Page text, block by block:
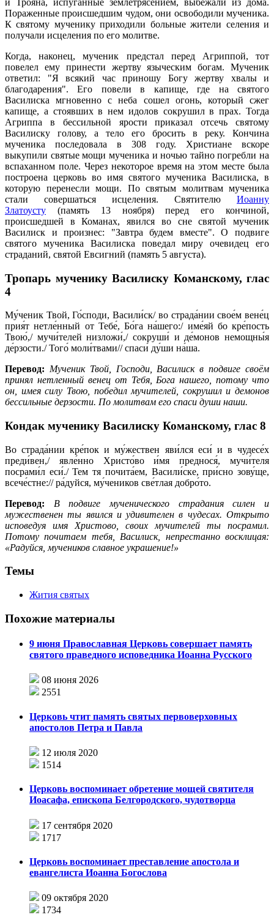
Пораженные происшедшим чудом, они освободили мученика.
К святому мученику приходили больные жители селения и
получали исцеления по его молитве.
Когда, наконец, мученик предстал перед Агриппой, тот
повелел ему принести жертву языческим богам. Мученик
ответил: "Я всякий час приношу Богу жертву хвалы и
благодарения". Его повели в капище, где на святого
Василиска мгновенно с неба сошел огонь, который сжег
капище, а стоявших в нем идолов сокрушил в прах. Тогда
Агриппа в бессильной ярости приказал отсечь святому
Василиску голову, а тело его бросить в реку. Кончина
мученика последовала в 308 году. Христиане вскоре
выкупили святые мощи мученика и ночью тайно погребли на
вспаханном поле. Через некоторое время на этом месте была
построена церковь во имя святого мученика Василиска, в
которую перенесли мощи. По святым молитвам мученика
стали совершаться исцеления. Святителю
Иоанну
Златоусту
(память 13 ноября) перед его кончиной,
происшедшей в Команах, явился во сне святой мученик
Василиск и произнес: "Завтра будем вместе". О подвиге
святого мученика Василиска поведал миру очевидец его
страданий, святой Евсигний (память 5 августа).
Тропарь мученику Василиску Команскому, глас
4
Му́ченик Твой, Го́споди, Васили́ск/ во страда́нии свое́м вене́ц
прия́т нетле́нный от Тебе́, Бо́га на́шего:/ име́яй бо кре́пость
Твою́,/ мучи́телей низложи́,/ сокруши́ и де́монов немощны́я
де́рзости./ Того́ моли́твами// спаси́ ду́ши на́ша.
Перевод: Мученик Твой, Господи, Василиск в подвиге своём
принял нетленный венец от Тебя, Бога нашего, потому что
он, имея силу Твою, победил мучителей, сокрушил и демонов
бессильные дерзости. По молитвам его спаси души наши.
Кондак мученику Василиску Команскому, глас 8
Во страда́нии кре́пок и му́жествен яви́лся еси́ и в чудесе́х
преди́вен,/ явле́нно Христо́во и́мя преднося́, мучи́теля
посрами́л еси́./ Тем тя почита́ем, Васили́ске, при́сно зову́ще,
всече́стне:// ра́дуйся, му́чеников све́тлая добро́то.
Перевод:
В подвиге мученического страдания силен и
мужественен ты явился и удивителен в чудесах. Открыто
исповедуя имя Христово, своих мучителей ты посрамил.
Потому почитаем тебя, Василиск, непрестанно восклицая:
«Радуйся, мучеников славное украшение!»
Темы
Жития святых
Похожие материалы
9 июня Православная Церковь совершает память
святого праведного исповедника Иоанна Русского
08 июня 2026
2551
Церковь чтит память святых первоверховных
апостолов Петра и Павла
12 июля 2020
1514
Церковь воспоминает обретение мощей святителя
Иоасафа, епископа Белгородского, чудотворца
17 сентября 2020
1717
Церковь воспоминает преставление апостола и
евангелиста Иоанна Богослова
09 октября 2020
1734